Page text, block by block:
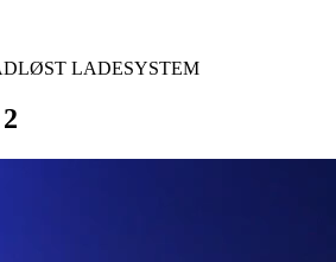
LADESYSTEM